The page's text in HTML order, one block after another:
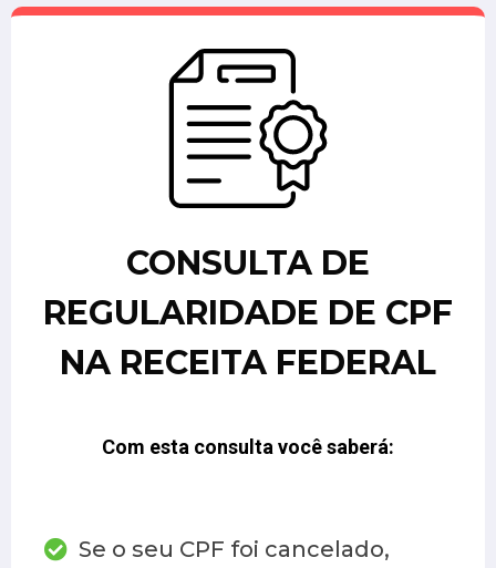
CONSULTA DE
REGULARIDADE DE CPF
NA RECEITA FEDERAL
Com esta consulta você saberá:
Se o seu CPF foi cancelado,